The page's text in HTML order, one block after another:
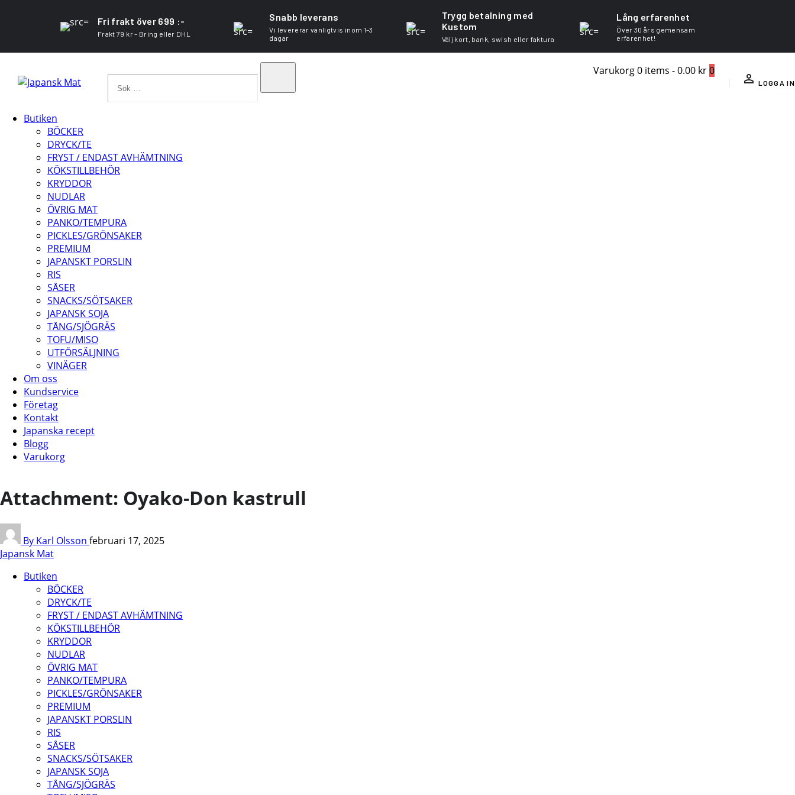
Fri frakt över 699 :-
Frakt 79 kr – Bring eller DHL
Snabb leverans
Vi levererar vanligtvis inom 1–3
dagar
Trygg betalning med
Kustom
Välj kort, bank, swish eller faktura
Lång erfarenhet
Över 30 års gemensam
erfarenhet!
Varukorg0 items -0.00 kr0
LOGGA IN
Butiken
BÖCKER
DRYCK/TE
FRYST / ENDAST AVHÄMTNING
KÖKSTILLBEHÖR
KRYDDOR
NUDLAR
ÖVRIG MAT
PANKO/TEMPURA
PICKLES/GRÖNSAKER
PREMIUM
JAPANSKT PORSLIN
RIS
SÅSER
SNACKS/SÖTSAKER
JAPANSK SOJA
TÅNG/SJÖGRÄS
TOFU/MISO
UTFÖRSÄLJNING
VINÄGER
Om oss
Kundservice
Företag
Kontakt
Japanska recept
Blogg
Varukorg
Attachment: Oyako-Don kastrull
By Karl Olsson februari 17, 2025
Japansk Mat
Butiken
BÖCKER
DRYCK/TE
FRYST / ENDAST AVHÄMTNING
KÖKSTILLBEHÖR
KRYDDOR
NUDLAR
ÖVRIG MAT
PANKO/TEMPURA
PICKLES/GRÖNSAKER
PREMIUM
JAPANSKT PORSLIN
RIS
SÅSER
SNACKS/SÖTSAKER
JAPANSK SOJA
TÅNG/SJÖGRÄS